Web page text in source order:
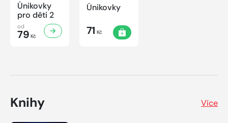
Únikovky
pro děti 2
od
79 Kč
Únikovky
71 Kč
Knihy Více